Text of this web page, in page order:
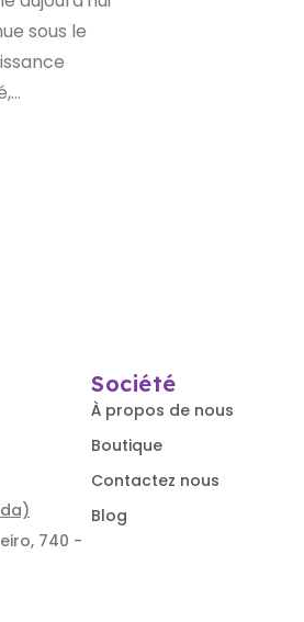
sous le
740 -
Société
À propos de nous
Boutique
Contactez nous
Blog